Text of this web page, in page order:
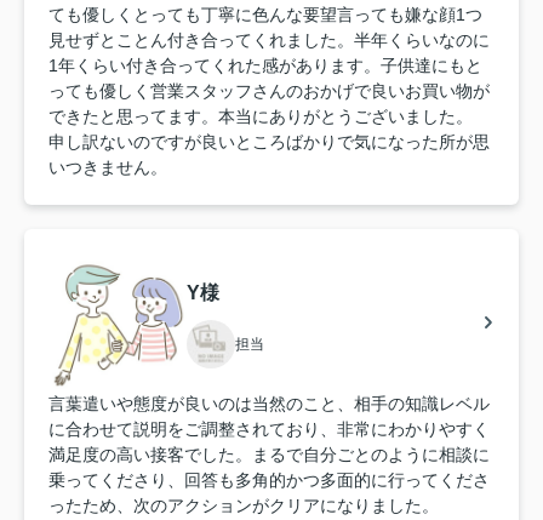
ても優しくとっても丁寧に色んな要望言っても嫌な顔1つ
見せずとことん付き合ってくれました。半年くらいなのに
1年くらい付き合ってくれた感があります。子供達にもと
っても優しく営業スタッフさんのおかげで良いお買い物が
できたと思ってます。本当にありがとうございました。
申し訳ないのですが良いところばかりで気になった所が思
いつきません。
Y様
担当
言葉遣いや態度が良いのは当然のこと、相手の知識レベル
に合わせて説明をご調整されており、非常にわかりやすく
満足度の高い接客でした。まるで自分ごとのように相談に
乗ってくださり、回答も多角的かつ多面的に行ってくださ
ったため、次のアクションがクリアになりました。